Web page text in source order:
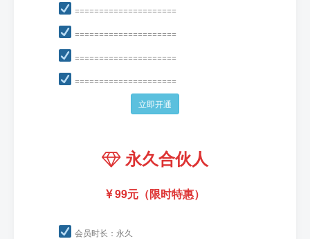
=====================
=====================
=====================
=====================
立即开通
永久合伙人
99元（限时特惠）
会员时长：永久